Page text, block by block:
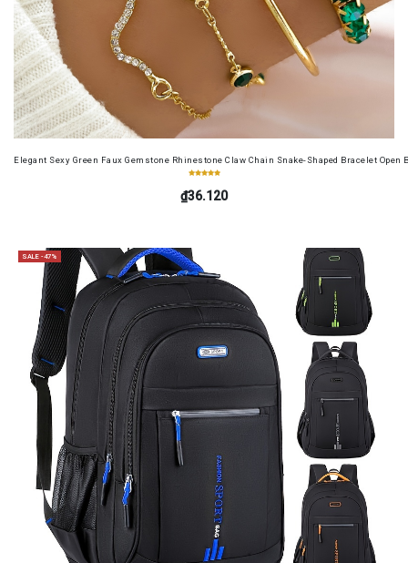
Elegant Sexy Green Faux Gemstone Rhinestone Claw Chain Snake-Shaped Bracelet Open
₫36.120
SALE -47%